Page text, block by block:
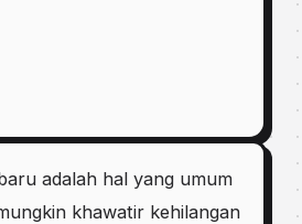
adalah hal yang umum
khawatir kehilangan